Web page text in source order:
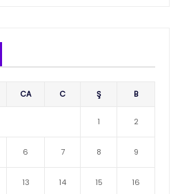
CA C Ş B
1 2
6 7 8 9
13 14 15 16